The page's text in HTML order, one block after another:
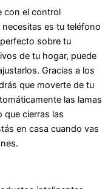
con el control
es tu teléfono
sobre tu
de tu hogar, puede
Gracias a los
que moverte de tu
las lamas
que cierras las
en casa cuando vas